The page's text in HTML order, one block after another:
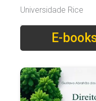
Universidade Rice
E-